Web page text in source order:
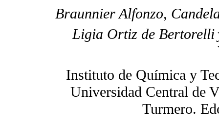
Braunnier Alfonzo,
Ligia Ortiz de Bertorelli
Instituto de Química y
Universidad Central de
Turmero.